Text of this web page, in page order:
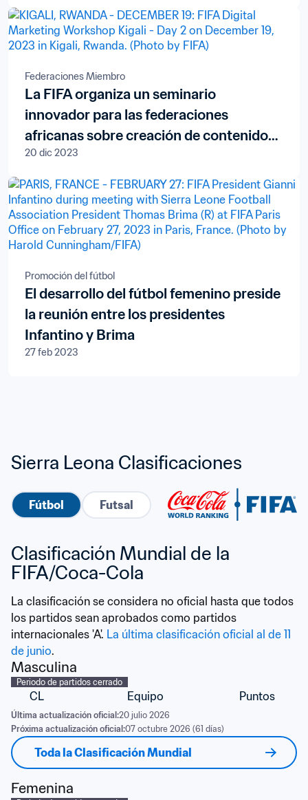
Federaciones Miembro
La FIFA organiza un seminario
innovador para las federaciones
africanas sobre creación de contenidos
digitales
20 dic 2023
Promoción del fútbol
El desarrollo del fútbol femenino preside
la reunión entre los presidentes
Infantino y Brima
27 feb 2023
Sierra Leona Clasificaciones
Fútbol Futsal
Clasificación Mundial de la
FIFA/Coca-Cola
La clasificación se considera no oficial hasta que todos
los partidos sean aprobados como partidos
internacionales 'A'. La última clasificación oficial al de 11
de junio.
Masculina
Periodo de partidos cerrado
CL Equipo Puntos
Última actualización oficial:20 julio 2026
Próxima actualización oficial:07 octubre 2026 (61 días)
Toda la Clasificación Mundial
Femenina